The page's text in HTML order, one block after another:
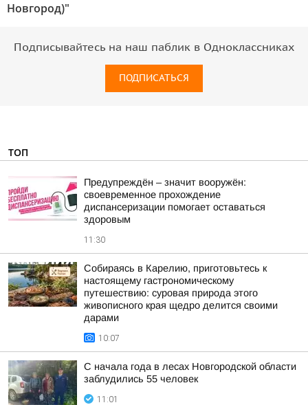
Новгород)"
Подписывайтесь на наш паблик в Одноклассниках
ПОДПИСАТЬСЯ
ТОП
Предупреждён – значит вооружён:
своевременное прохождение
диспансеризации помогает оставаться
здоровым
11:30
Собираясь в Карелию, приготовьтесь к
настоящему гастрономическому
путешествию: суровая природа этого
живописного края щедро делится своими
дарами
10:07
С начала года в лесах Новгородской области
заблудились 55 человек
11:01